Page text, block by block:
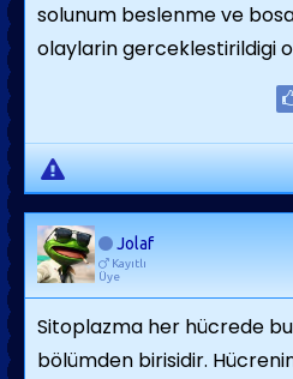
solunum beslenme ve
olaylarin gerceklestirildigi
Jolaf
Kayıtlı
Üye
Sitoplazma her hücrede
bölümden birisidir.